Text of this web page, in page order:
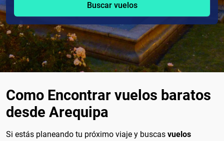
Buscar vuelos
Como Encontrar vuelos baratos
desde Arequipa
Si estás planeando tu próximo viaje y buscas vuelos